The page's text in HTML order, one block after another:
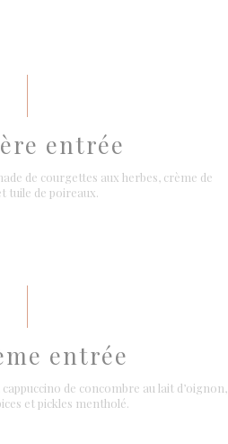
entrée
de courgettes aux herbes, crème de
tuile de poireaux.
entrée
de concombre au lait d’oignon,
et pickles mentholé.